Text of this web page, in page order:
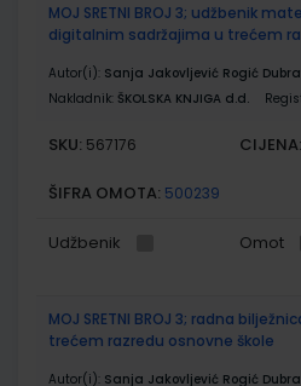
MOJ SRETNI BROJ 3; udžbenik
digitalnim sadržajima u trećem
Autor(i): Sanja Jakovljević Rogić
Nakladnik: ŠKOLSKA KNJIGA d.d.
SKU: 567176 CIJENA:
ŠIFRA OMOTA: 500239
Udžbenik Omot
MOJ SRETNI BROJ 3; radna
trećem razredu osnovne škole
Autor(i): Sanja Jakovljević Rogić